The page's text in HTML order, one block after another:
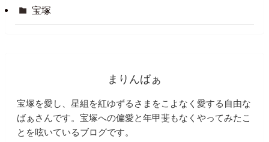
宝塚
まりんばぁ
宝塚を愛し、星組を紅ゆずるさまをこよなく愛する自由な
ばぁさんです。宝塚への偏愛と年甲斐もなくやってみたこ
とを呟いているブログです。